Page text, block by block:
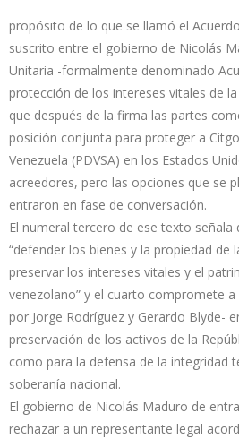
propósito de lo que se llamó el
suscrito entre el gobierno de Nicolás
Unitaria -formalmente denominado
protección de los intereses vitales de
que después de la firma las partes
posición conjunta para proteger a
Venezuela (PDVSA) en los Estados
acreedores, pero las opciones que se
entraron en fase de conversación.
El numeral tercero de ese texto señala
“defender los bienes y la propiedad de
preservar los intereses vitales y el
venezolano” y el cuarto compromete
por Jorge Rodríguez y Gerardo Blyde-
preservación de los activos de la
como para la defensa de la integridad
soberanía nacional.
El gobierno de Nicolás Maduro de
rechazar a un representante legal